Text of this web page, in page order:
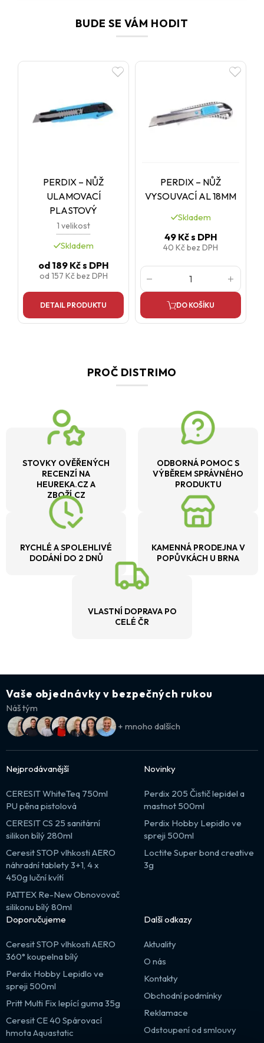
BUDE SE VÁM HODIT
PERDIX – NŮŽ
ULAMOVACÍ
PLASTOVÝ
1 velikost
Skladem
od189 Kčs DPH
od 157 Kčbez DPH
DETAIL PRODUKTU
PERDIX – NŮŽ
VYSOUVACÍ AL 18MM
Skladem
49 Kčs DPH
40 Kčbez DPH
DO KOŠÍKU
PROČ DISTRIMO
STOVKY OVĚŘENÝCH
RECENZÍ NA
HEUREKA.CZ A
ZBOŽÍ.CZ
ODBORNÁ POMOC S
VÝBĚREM SPRÁVNÉHO
PRODUKTU
RYCHLÉ A SPOLEHLIVÉ
DODÁNÍ DO 2 DNŮ
KAMENNÁ PRODEJNA V
POPŮVKÁCH U BRNA
VLASTNÍ DOPRAVA PO
CELÉ ČR
Vaše objednávky v bezpečných rukou
Náš tým
+ mnoho dalších
Nejprodávanější
CERESIT WhiteTeq 750ml
PU pěna pistolová
CERESIT CS 25 sanitární
silikon bílý 280ml
Ceresit STOP vlhkosti AERO
náhradní tablety 3+1, 4 x
450g luční kvítí
PATTEX Re-New Obnovovač
silikonu bílý 80ml
Novinky
Perdix 205 Čistič lepidel a
mastnot 500ml
Perdix Hobby Lepidlo ve
spreji 500ml
Loctite Super bond creative
3g
Doporučujeme
Ceresit STOP vlhkosti AERO
360° koupelna bílý
Perdix Hobby Lepidlo ve
spreji 500ml
Pritt Multi Fix lepící guma 35g
Ceresit CE 40 Spárovací
hmota Aquastatic
Další odkazy
Aktuality
O nás
Kontakty
Obchodní podmínky
Reklamace
Odstoupení od smlouvy